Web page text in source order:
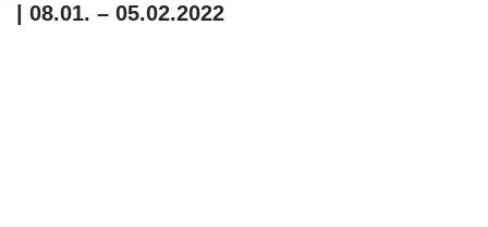
| 08.01. – 05.02.2022